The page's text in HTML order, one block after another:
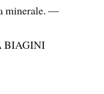
minerale. —
BIAGINI